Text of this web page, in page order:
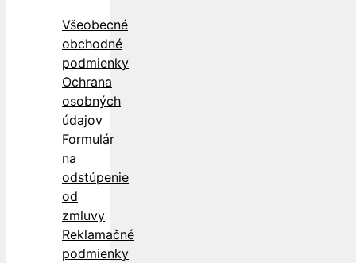
Všeobecné
obchodné
podmienky
Ochrana
osobných
údajov
Formulár
na
odstúpenie
od
zmluvy
Reklamačné
podmienky